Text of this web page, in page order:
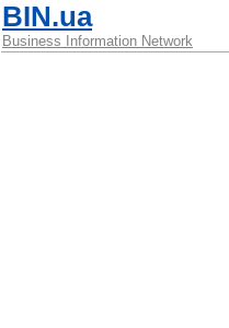
BIN.ua
Business Information Network